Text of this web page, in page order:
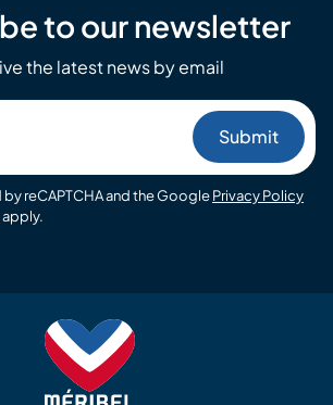
to our newsletter
the latest news by email
reCAPTCHA and the GooglePrivacy Policy
apply.